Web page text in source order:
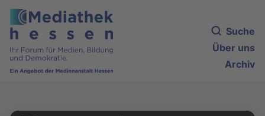
Suche
Über uns
Archiv